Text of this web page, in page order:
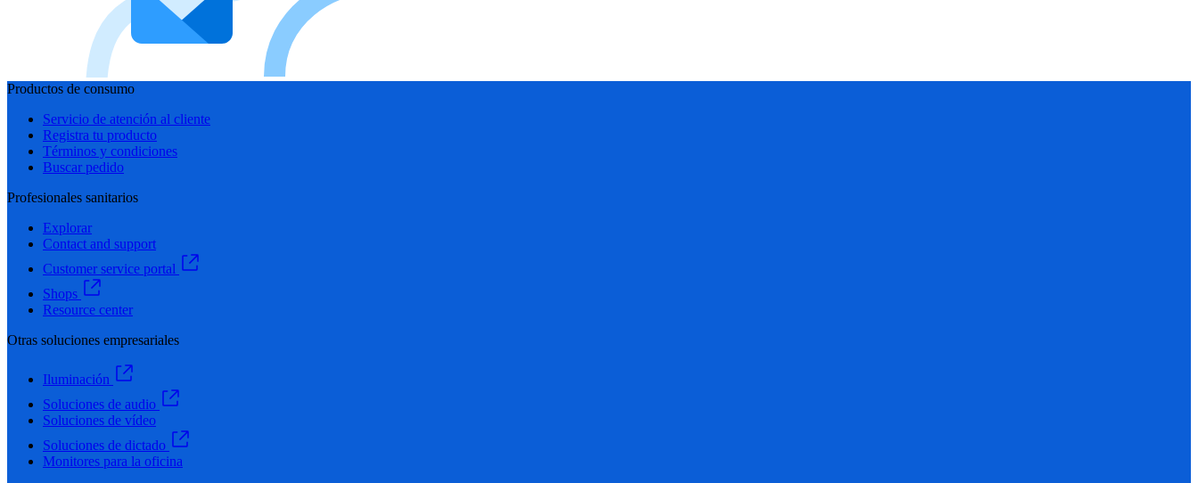
Productos de consumo
Servicio de atención al cliente
Registra tu producto
Términos y condiciones
Buscar pedido
Profesionales sanitarios
Explorar
Contact and support
Customer service portal
Shops
Resource center
Otras soluciones empresariales
Iluminación
Soluciones de audio
Soluciones de vídeo
Soluciones de dictado
Monitores para la oficina